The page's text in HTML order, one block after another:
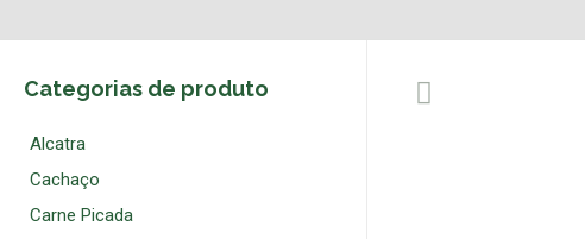
Categorias de produto
Alcatra
Cachaço
Carne Picada